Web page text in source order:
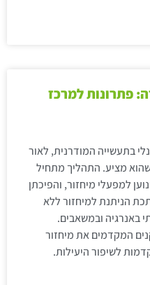
פתרונות למרכז
בתעשייה המודרנית, לאור
שהוא מציע. התהליך מתחיל
למפעלי מיחזור, והפיכתן
הניתנת למיחזור ללא
באנרגיה ובמשאבים.
המקדמים את מיחזור
לשיפור היעילות.